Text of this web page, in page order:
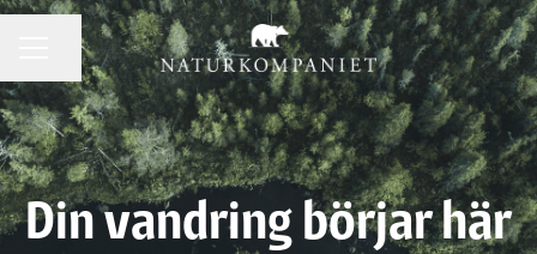
KARRIÄRMENY
Dela sidan
Din vandring börjar här